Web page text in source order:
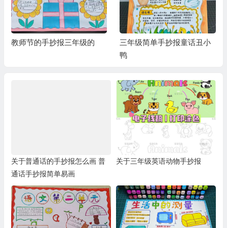
教师节的手抄报三年级的
三年级简单手抄报童话丑小
鸭
关于普通话的手抄报怎么画 普
通话手抄报简单易画
关于三年级英语动物手抄报